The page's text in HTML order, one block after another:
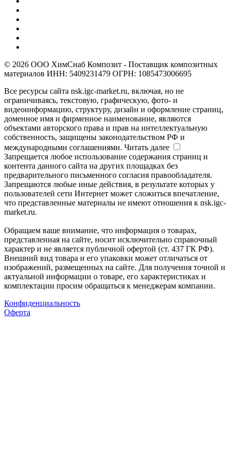
© 2026 ООО ХимСнаб Композит - Поставщик композитных
материалов ИНН: 5409231479 ОГРН: 1085473006695
Все ресурсы сайта nsk.igc-market.ru, включая, но не
ограничиваясь, текстовую, графическую, фото- и
видеоинформацию, структуру, дизайн и оформление страниц,
доменное имя и фирменное наименование, являются
объектами авторского права и прав на интеллектуальную
собственность, защищены законодательством РФ и
международными соглашениями. Читать далее
Запрещается любое использование содержания страниц и
контента данного сайта на других площадках без
предварительного письменного согласия правообладателя.
Запрещаются любые иные действия, в результате которых у
пользователей сети Интернет может сложиться впечатление,
что представленные материалы не имеют отношения к nsk.igc-
market.ru.
Обращаем ваше внимание, что информация о товарах,
представленная на сайте, носит исключительно справочный
характер и не является публичной офертой (ст. 437 ГК РФ).
Внешний вид товара и его упаковки может отличаться от
изображений, размещенных на сайте. Для получения точной и
актуальной информации о товаре, его характеристиках и
комплектации просим обращаться к менеджерам компании.
Конфиденциальность
Оферта